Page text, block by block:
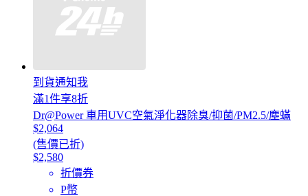
到貨通知我
滿1件享8折
Dr@Power 車用UVC空氣淨化器除臭/抑菌/PM2.5/塵蟎
$2,064
(售價已折)
$2,580
折價券
P幣